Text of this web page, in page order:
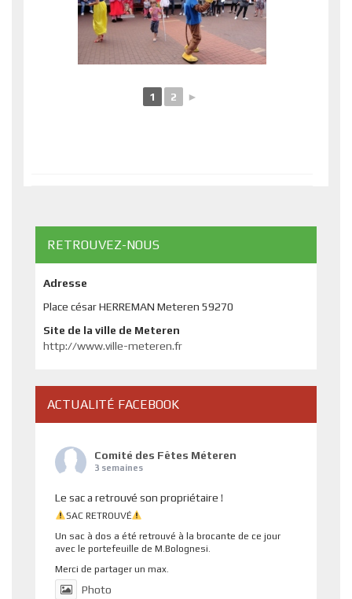
1 2 ►
RETROUVEZ-NOUS
Adresse
Place césar HERREMAN Meteren 59270
Site de la ville de Meteren
http://www.ville-meteren.fr
ACTUALITÉ FACEBOOK
Comité des Fêtes Méteren
3 semaines
Le sac a retrouvé son propriétaire !
SAC RETROUVÉ
Un sac à dos a été retrouvé à la brocante de ce jour
avec le portefeuille de M.Bolognesi.
Merci de partager un max.
Photo